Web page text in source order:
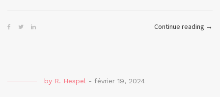
Continue reading « Là-
→
by R. Hespel - février 19, 2024